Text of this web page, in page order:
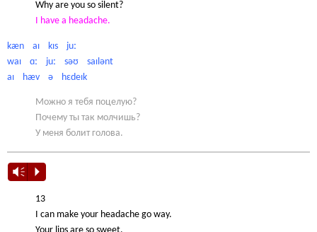
Why are you so silent?
I have a headache.
kæn aɪ kɪs juː
waɪ ɑː juː səʊ saɪlənt
aɪ hæv ə hɛdeɪk
Можно я тебя поцелую?
Почему ты так молчишь?
У меня болит голова.
Vm P
13
I can make your headache go way.
Your lips are so sweet.